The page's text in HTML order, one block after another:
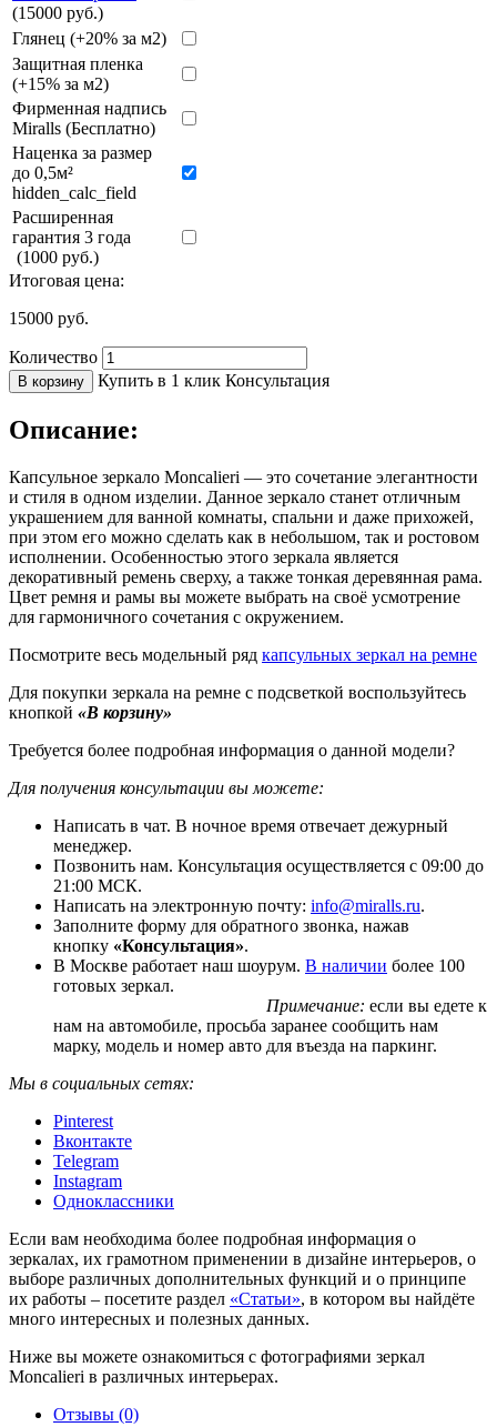
(15000 руб.)
Глянец (+20% за м2)
Защитная пленка
(+15% за м2)
Фирменная надпись
Miralls (Бесплатно)
Наценка за размер
до 0,5м²
hidden_calc_field
Расширенная
гарантия 3 года
(1000 руб.)
Итоговая цена:
15000 руб.
Количество
В корзину Купить в 1 клик Консультация
Описание:
Капсульное зеркало Moncalieri — это сочетание элегантности
и стиля в одном изделии. Данное зеркало станет отличным
украшением для ванной комнаты, спальни и даже прихожей,
при этом его можно сделать как в небольшом, так и ростовом
исполнении. Особенностью этого зеркала является
декоративный ремень сверху, а также тонкая деревянная рама.
Цвет ремня и рамы вы можете выбрать на своё усмотрение
для гармоничного сочетания с окружением.
Посмотрите весь модельный ряд капсульных зеркал на ремне
Для покупки зеркала на ремне с подсветкой воспользуйтесь
кнопкой «В корзину»
Требуется более подробная информация о данной модели?
Для получения консультации вы можете:
Написать в чат. В ночное время отвечает дежурный
менеджер.
Позвонить нам. Консультация осуществляется с 09:00 до
21:00 МСК.
Написать на электронную почту: info@miralls.ru.
Заполните форму для обратного звонка, нажав
кнопку «Консультация».
В Москве работает наш шоурум. В наличии более 100
готовых зеркал.
Примечание: если вы едете к
нам на автомобиле, просьба заранее сообщить нам
марку, модель и номер авто для въезда на паркинг.
Мы в социальных сетях:
Pinterest
Вконтакте
Telegram
Instagram
Одноклассники
Если вам необходима более подробная информация о
зеркалах, их грамотном применении в дизайне интерьеров, о
выборе различных дополнительных функций и о принципе
их работы – посетите раздел «Статьи», в котором вы найдёте
много интересных и полезных данных.
Ниже вы можете ознакомиться с фотографиями зеркал
Moncalieri в различных интерьерах.
Отзывы (0)